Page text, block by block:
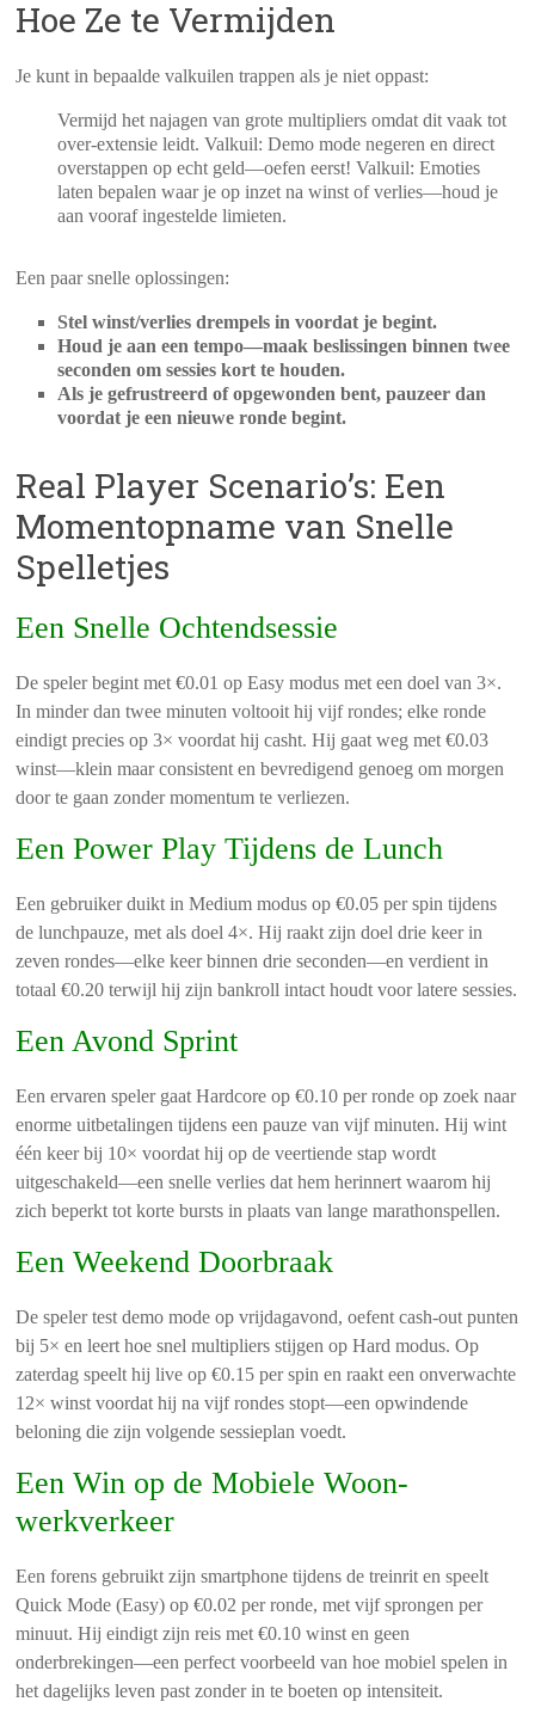
Hoe Ze te Vermijden
Je kunt in bepaalde valkuilen trappen als je niet oppast:
Vermijd het najagen van grote multipliers omdat dit vaak tot
over‑extensie leidt.Valkuil: Demo mode negeren en direct
overstappen op echt geld—oefen eerst!Valkuil: Emoties
laten bepalen waar je op inzet na winst of verlies—houd je
aan vooraf ingestelde limieten.
Een paar snelle oplossingen:
Stel winst/verlies drempels in voordat je begint.
Houd je aan een tempo—maak beslissingen binnen twee
seconden om sessies kort te houden.
Als je gefrustreerd of opgewonden bent, pauzeer dan
voordat je een nieuwe ronde begint.
Real Player Scenario’s: Een
Momentopname van Snelle
Spelletjes
Een Snelle Ochtendsessie
De speler begint met €0.01 op Easy modus met een doel van 3×.
In minder dan twee minuten voltooit hij vijf rondes; elke ronde
eindigt precies op 3× voordat hij casht. Hij gaat weg met €0.03
winst—klein maar consistent en bevredigend genoeg om morgen
door te gaan zonder momentum te verliezen.
Een Power Play Tijdens de Lunch
Een gebruiker duikt in Medium modus op €0.05 per spin tijdens
de lunchpauze, met als doel 4×. Hij raakt zijn doel drie keer in
zeven rondes—elke keer binnen drie seconden—en verdient in
totaal €0.20 terwijl hij zijn bankroll intact houdt voor latere sessies.
Een Avond Sprint
Een ervaren speler gaat Hardcore op €0.10 per ronde op zoek naar
enorme uitbetalingen tijdens een pauze van vijf minuten. Hij wint
één keer bij 10× voordat hij op de veertiende stap wordt
uitgeschakeld—een snelle verlies dat hem herinnert waarom hij
zich beperkt tot korte bursts in plaats van lange marathonspellen.
Een Weekend Doorbraak
De speler test demo mode op vrijdagavond, oefent cash‑out punten
bij 5× en leert hoe snel multipliers stijgen op Hard modus. Op
zaterdag speelt hij live op €0.15 per spin en raakt een onverwachte
12× winst voordat hij na vijf rondes stopt—een opwindende
beloning die zijn volgende sessieplan voedt.
Een Win op de Mobiele Woon-
werkverkeer
Een forens gebruikt zijn smartphone tijdens de treinrit en speelt
Quick Mode (Easy) op €0.02 per ronde, met vijf sprongen per
minuut. Hij eindigt zijn reis met €0.10 winst en geen
onderbrekingen—een perfect voorbeeld van hoe mobiel spelen in
het dagelijks leven past zonder in te boeten op intensiteit.